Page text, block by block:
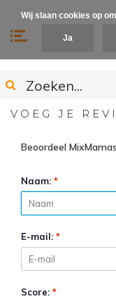
VOEG JE
Beoordeel
Naam: *
E-mail: *
Score: *
Wij slaan cookies op
Ja